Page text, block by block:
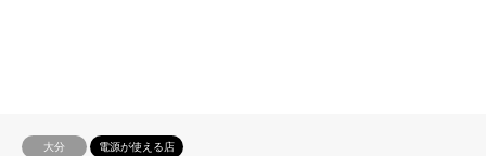
大分 電源が使える店